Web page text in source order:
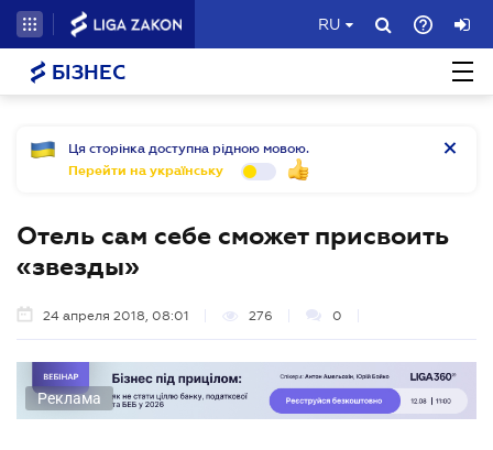
RU
БІЗНЕС
Ця сторінка доступна рідною мовою.
Перейти на українську
Отель сам себе сможет присвоить
«звезды»
24 апреля 2018, 08:01 276 0
Реклама